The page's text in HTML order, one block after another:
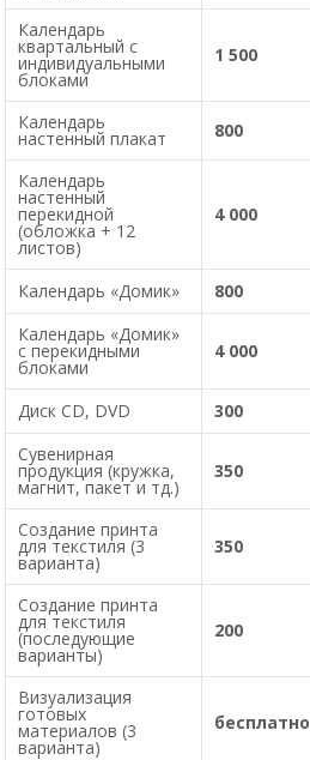
Календарь
квартальный с
индивидуальными
блоками
1 500
Календарь
настенный плакат 800
Календарь
настенный
перекидной
(обложка + 12
листов)
4 000
Календарь «Домик» 800
Календарь «Домик»
с перекидными
блоками
4 000
Диск CD, DVD 300
Сувенирная
продукция (кружка,
магнит, пакет и тд.)
350
Создание принта
для текстиля (3
варианта)
350
Создание принта
для текстиля
(последующие
варианты)
200
Визуализация
готовых
материалов (3
варианта)
бесплатно